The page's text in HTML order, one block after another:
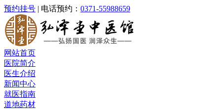
预约挂号 | 电话预约： 0371-55988659
网站首页
医院简介
医生介绍
新闻中心
就医指南
道地药材